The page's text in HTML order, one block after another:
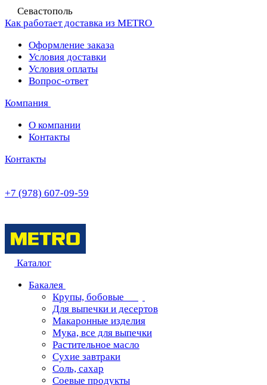
Севастополь
Как работает доставка из METRO
Оформление заказа
Условия доставки
Условия оплаты
Вопрос-ответ
Компания
О компании
Контакты
Контакты
+7 (978) 607-09-59
Каталог
Бакалея
Крупы, бобовые
Для выпечки и десертов
Макаронные изделия
Мука, все для выпечки
Растительное масло
Сухие завтраки
Соль, сахар
Соевые продукты